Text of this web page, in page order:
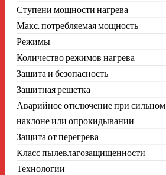
Ступени мощности нагрева
Макс. потребляемая мощность
Режимы
Количество режимов нагрева
Защита и безопасность
Защитная решетка
Аварийное отключение при сильном
наклоне или опрокидывании
Защита от перегрева
Класс пылевлагозащищенности
Технологии